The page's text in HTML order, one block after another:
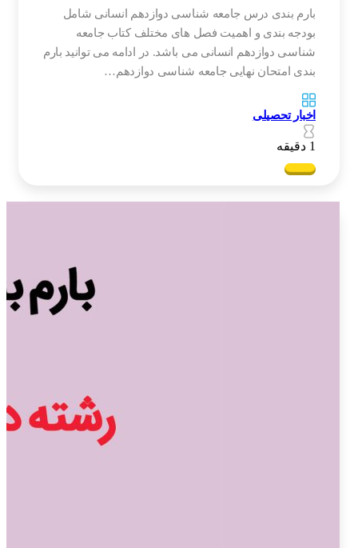
بارم بندی درس جامعه شناسی دوازدهم انسانی شامل
بودجه بندی و اهمیت فصل های مختلف کتاب جامعه
شناسی دوازدهم انسانی می باشد. در ادامه می توانید بارم
بندی امتحان نهایی جامعه شناسی دوازدهم…
اخبار تحصیلی